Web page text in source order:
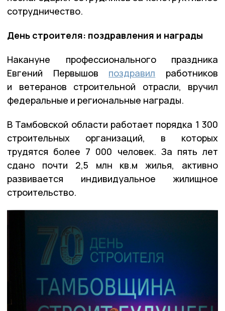
сотрудничество.
День строителя: поздравления и награды
Накануне профессионального праздника
Евгений Первышов поздравил работников
и ветеранов строительной отрасли, вручил
федеральные и региональные награды.
В Тамбовской области работает порядка 1 300
строительных организаций, в которых
трудятся более 7 000 человек. За пять лет
сдано почти 2,5 млн кв.м жилья, активно
развивается индивидуальное жилищное
строительство.